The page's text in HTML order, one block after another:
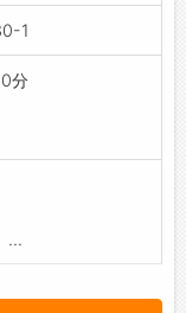
クから「紹介
1
分
...